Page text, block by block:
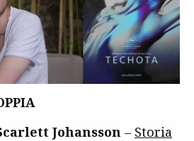
Johansson – Storia